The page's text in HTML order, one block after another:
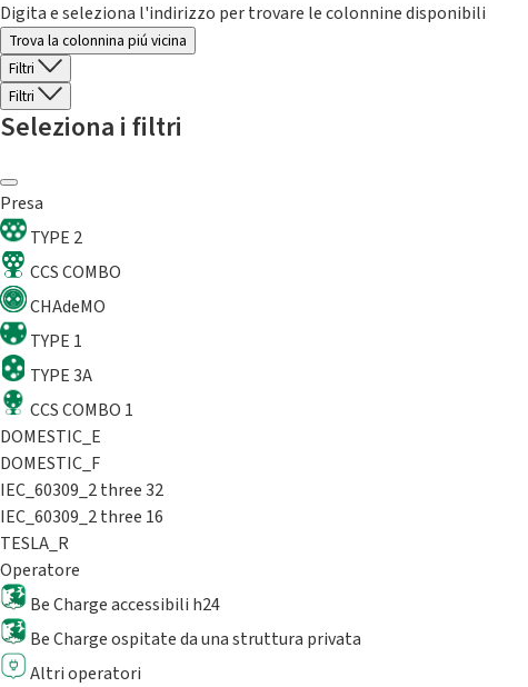
Digita e seleziona l'indirizzo per trovare le colonnine disponibili
Trova la colonnina piú vicina
Filtri
Filtri
Seleziona i filtri
Presa
TYPE 2
CCS COMBO
CHAdeMO
TYPE 1
TYPE 3A
CCS COMBO 1
DOMESTIC_E
DOMESTIC_F
IEC_60309_2 three 32
IEC_60309_2 three 16
TESLA_R
Operatore
Be Charge accessibili h24
Be Charge ospitate da una struttura privata
Altri operatori